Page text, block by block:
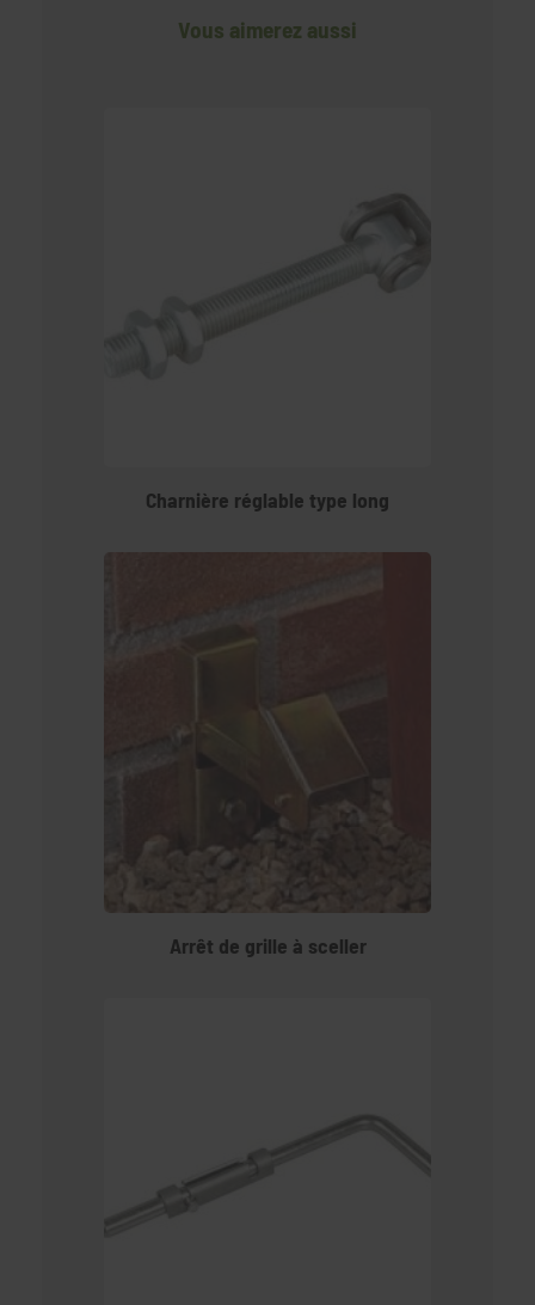
Vous aimerez aussi
Charnière réglable type long
Arrêt de grille à sceller